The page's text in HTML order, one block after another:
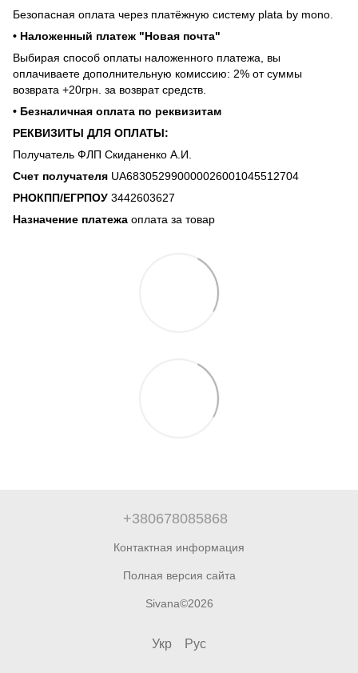
Безопасная оплата через платёжную систему plata by mono.
• Наложенный платеж "Новая почта"
Выбирая способ оплаты наложенного платежа, вы
оплачиваете дополнительную комиссию: 2% от суммы
возврата +20грн. за возврат средств.
• Безналичная оплата по реквизитам
РЕКВИЗИТЫ ДЛЯ ОПЛАТЫ:
Получатель ФЛП Скиданенко А.И.
Счет получателя UA683052990000026001045512704
РНОКПП/ЕГРПОУ 3442603627
Назначение платежа оплата за товар
+380678085868
Контактная информация
Полная версия сайта
Sivana©2026
Укр Рус